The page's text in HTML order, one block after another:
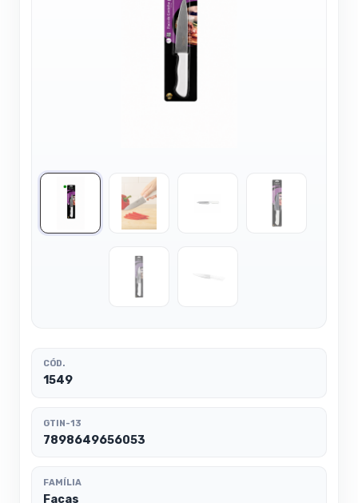
CÓD.
1549
GTIN-13
7898649656053
FAMÍLIA
Facas